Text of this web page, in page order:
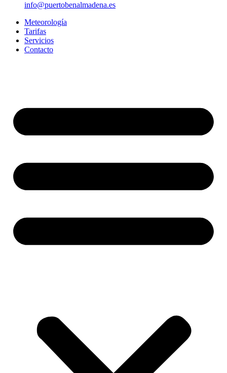
info@puertobenalmadena.es
Meteorología
Tarifas
Servicios
Contacto